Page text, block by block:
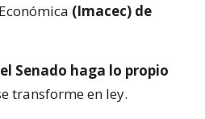
(Imacec) de
Senado haga lo propio
transforme en ley.